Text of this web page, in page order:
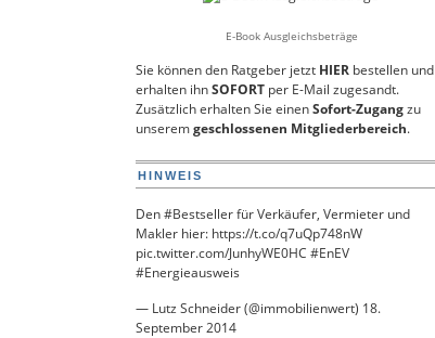
E-Book Ausgleichsbeträge
Sie können den Ratgeber jetzt HIERbestellen und
erhalten ihnSOFORTper E-Mail zugesandt.
Zusätzlich erhalten Sie einenSofort-Zugangzu
unseremgeschlossenen Mitgliederbereich.
HINWEIS
Den#Bestsellerfür Verkäufer, Vermieter und
Makler hier: https://t.co/q7uQp748nW
pic.twitter.com/JunhyWE0HC #EnEV
#Energieausweis
— Lutz Schneider (@immobilienwert) 18.
September 2014